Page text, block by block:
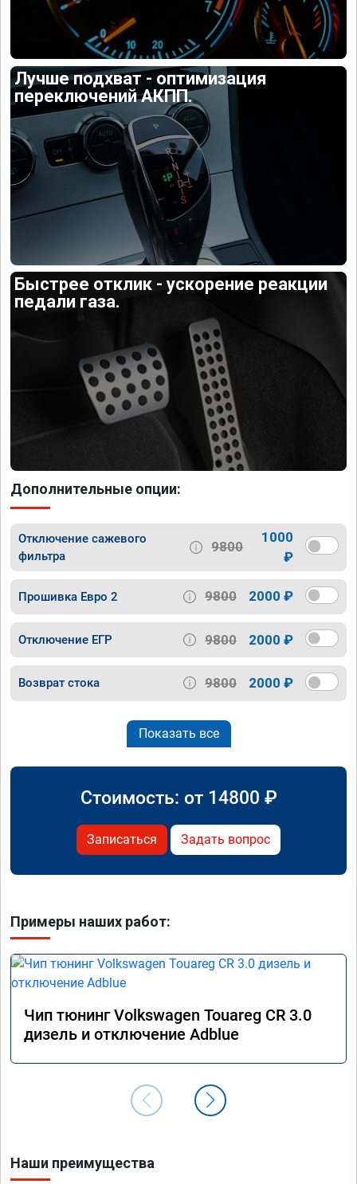
Лучше подхват - оптимизация
переключений АКПП.
Быстрее отклик - ускорение реакции
педали газа.
Дополнительные опции:
Отключение сажевого
фильтра
9800
1000
₽
Прошивка Евро 2 9800 2000 ₽
Отключение ЕГР 9800 2000 ₽
Возврат стока 9800 2000 ₽
Показать все
Стоимость: от 14800 ₽
Записаться Задать вопрос
Примеры наших работ:
Чип тюнинг Volkswagen Touareg CR 3.0
дизель и отключение Adblue
Наши преимущества